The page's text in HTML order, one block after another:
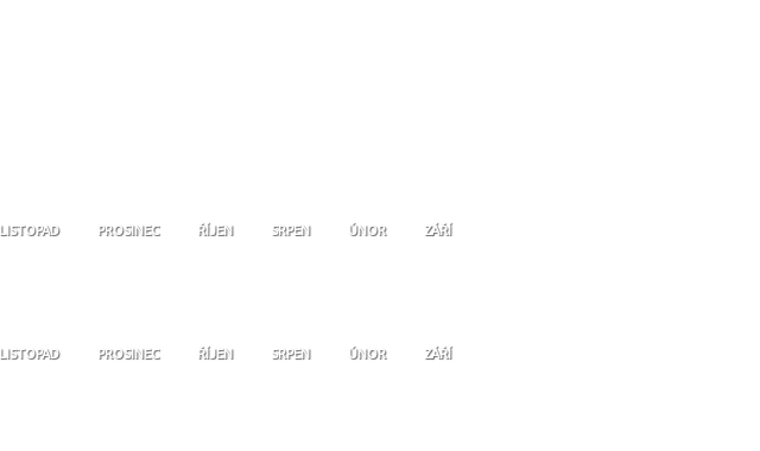
LISTOPAD PROSINEC ŘÍJEN SRPEN ÚNOR ZÁŘÍ
LISTOPAD PROSINEC ŘÍJEN SRPEN ÚNOR ZÁŘÍ